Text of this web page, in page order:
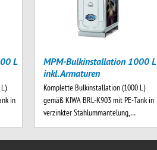
L
in
MPM-Bulkinstallation 1000 L
inkl. Armaturen
Komplette Bulkinstallation (1000 L)
gemäß KIWA BRL-K903 mit PE-Tank in
verzinkter Stahlummantelung,…